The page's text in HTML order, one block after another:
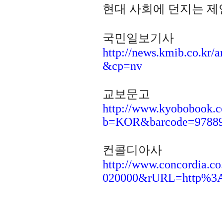
현대 사회에 던지는
국민일보기사
http://news.kmib.co.kr/
&cp=nv
교보문고
http://
컨콜디아사
http://